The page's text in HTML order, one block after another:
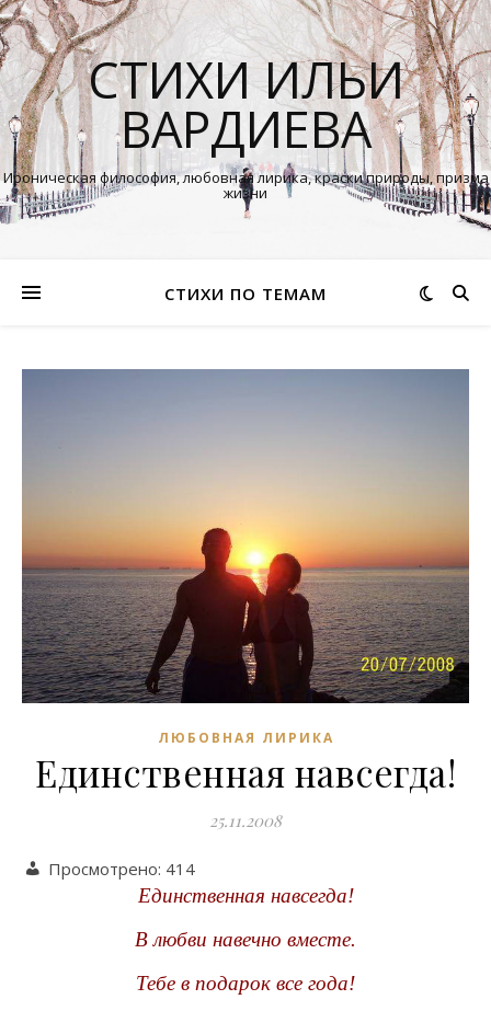
СТИХИ ИЛЬИ
ВАРДИЕВА
Ироническая философия, любовная лирика, краски природы, призма
жизни
СТИХИ ПО ТЕМАМ
ЛЮБОВНАЯ ЛИРИКА
Единственная навсегда!
25.11.2008
Просмотрено: 414
Единственная навсегда!
В любви навечно вместе.
Тебе в подарок все года!